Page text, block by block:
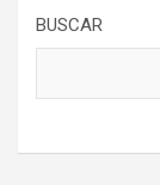
BUSCAR